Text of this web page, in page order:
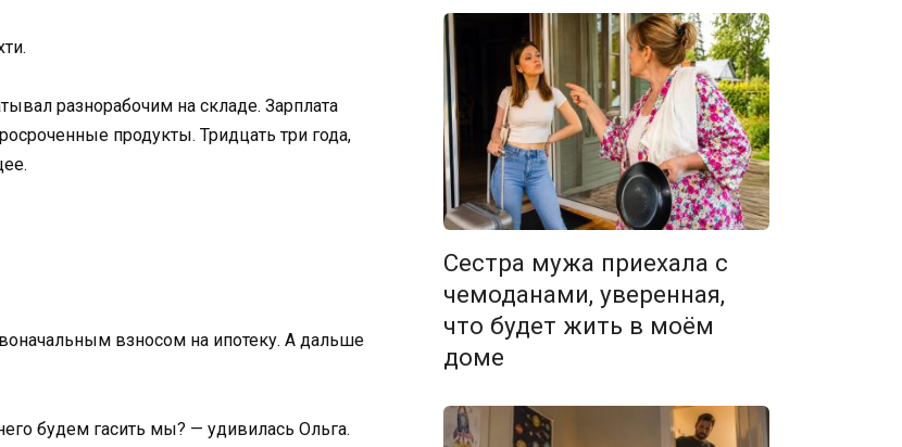
разнорабочим на складе. Зарплата
продукты. Тридцать три года,
взносом на ипотеку. А дальше
будем гасить мы? — удивилась Ольга.
Сестра мужа приехала с
чемоданами, уверенная,
что будет жить в моём
доме